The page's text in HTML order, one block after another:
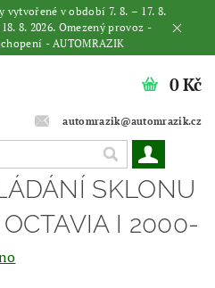
vytvořené v období 7. 8. – 17. 8.
8. 2026. Omezený provoz -
- AUTOMRAZIK
automrazik@automrazik.cz
0 Kč
SKLONU
I 2000-